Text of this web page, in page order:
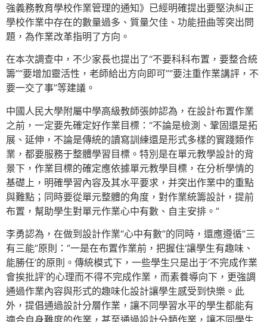
強義務教育學校作業管理的通知》已經明確提出要堅決糾正
學校作業中存在的數量過多、質量欠佳、功能扭曲等突出問
題，為作業改革指明了方向。
在本次調查中，不少家長也提出了“不要科科布置，要整合統
籌”“要增加靈活性，老師給出方向即可”“要注重作業講評，不
要一交了事”等建議。
中國人民大學附屬中學高級教師張帥認為，在設計布置作業
之前，一定要先確定好作業目標：“不論是檢測、鞏固還是拓
展、延伸，不論是傳統的讀寫訓練還是形式多樣的實踐類作
業，都要服務于整體學習目標。特別是在單元教學設計的背
景下，作業目標的確定應依據單元教學目標，在分析學情的
基礎上，明確學習內容及其水平要求，并突出作業中的重點
與難點；同時要從單元整體的角度，對作業統籌設計，提前
布置，幫助學生對單元作業心中有數、自主安排。”
李勇認為，在做到設計作業“心中有數”的同時，還應遵循“三
有三能”原則：“一是在布置作業前，把握住‘讓學生有趣味、
能勝任’的原則。傳統模式下，一些學生只是出于‘不完成作業
會挨批評’的心理而不得不完成作業，而素養導向下，更強調
通過作業內容與形式的趣味化設計讓學生感受到快樂。此
外，提倡通過設計分層作業，讓不同學習水平的學生都能有
適合自身難度的作業，甚至通過設計分類作業，讓不同學生